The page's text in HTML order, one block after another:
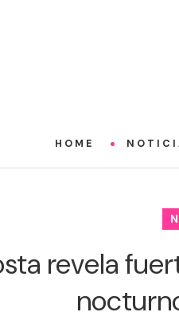
HOME
revela